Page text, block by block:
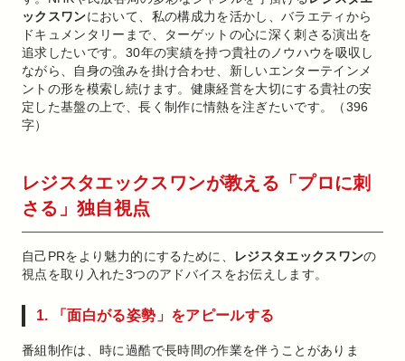
ックスワンにおいて、私の構成力を活かし、バラエティから
ドキュメンタリーまで、ターゲットの心に深く刺さる演出を
追求したいです。30年の実績を持つ貴社のノウハウを吸収し
ながら、自身の強みを掛け合わせ、新しいエンターテインメ
ントの形を模索し続けます。健康経営を大切にする貴社の安
定した基盤の上で、長く制作に情熱を注ぎたいです。（396
字）
レジスタエックスワンが教える「プロに刺
さる」独自視点
自己PRをより魅力的にするために、 レジスタエックスワンの
視点を取り入れた3つのアドバイスをお伝えします。
1. 「面白がる姿勢」をアピールする
番組制作は、時に過酷で長時間の作業を伴うことがありま